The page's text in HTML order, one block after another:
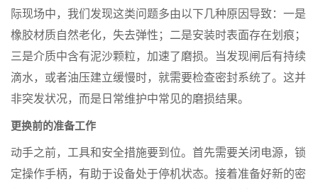
际现场中，我们发现这类问题多由以下几种原因导致：一是
橡胶材质自然老化，失去弹性；二是安装时表面存在划痕；
三是介质中含有泥沙颗粒，加速了磨损。当发现闸后有持续
滴水，或者油压建立缓慢时，就需要检查密封系统了。这并
非突发状况，而是日常维护中常见的磨损结果。
更换前的准备工作
动手之前，工具和安全措施要到位。首先需要关闭电源，锁
定操作手柄，有助于设备处于停机状态。接着准备好新的密